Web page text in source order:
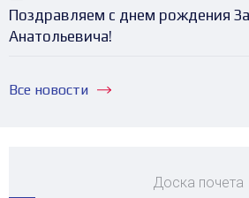
Поздравляем с днем рождения
Анатольевича!
Все новости
Доска почета